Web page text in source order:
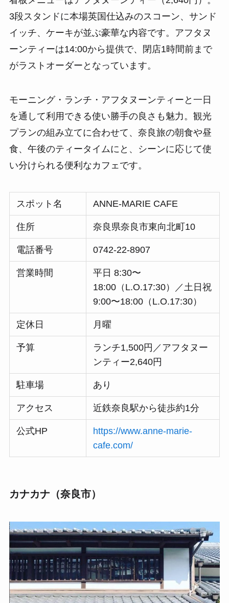
3段スタンドに本場英国仕込みのスコーン、サンド
イッチ、ケーキが並ぶ豪華な内容です。アフタヌ
ーンティーは14:00から提供で、閉店1時間前まで
がラストオーダーとなっています。
モーニング・ランチ・アフタヌーンティーと一日
を通して利用できる使い勝手の良さも魅力。観光
プランの組み立てに合わせて、奈良旅の朝食や昼
食、午後のティータイムにと、シーンに応じて使
い分けられる便利なカフェです。
スポット名 ANNE-MARIE CAFE
住所 奈良県奈良市東向北町10
電話番号 0742-22-8907
営業時間
平日 8:30〜
18:00（L.O.17:30）／土日祝
9:00〜18:00（L.O.17:30）
定休日 月曜
予算
ランチ1,500円／アフタヌー
ンティー2,640円
駐車場 あり
アクセス 近鉄奈良駅から徒歩約1分
公式HP
https://www.anne-marie-
cafe.com/
カナカナ（奈良市）